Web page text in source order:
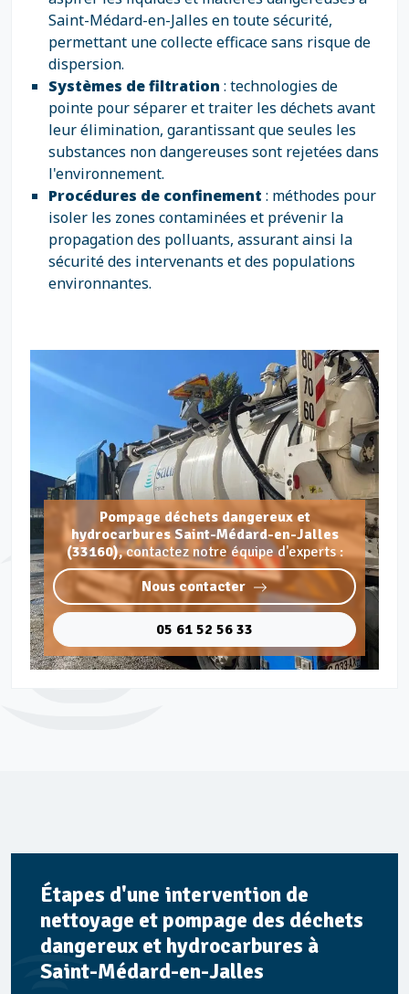
Saint-Médard-en-Jalles en toute sécurité,
permettant une collecte efficace sans risque de
dispersion.
Systèmes de filtration : technologies de
pointe pour séparer et traiter les déchets avant
leur élimination, garantissant que seules les
substances non dangereuses sont rejetées dans
l'environnement.
Procédures de confinement : méthodes pour
isoler les zones contaminées et prévenir la
propagation des polluants, assurant ainsi la
sécurité des intervenants et des populations
environnantes.
Pompage déchets dangereux et
hydrocarbures Saint-Médard-en-Jalles
(33160),contactez notre équipe d'experts :
Nous contacter
05 61 52 56 33
Étapes d'une intervention de
nettoyage et pompage des déchets
dangereux et hydrocarbures à
Saint-Médard-en-Jalles